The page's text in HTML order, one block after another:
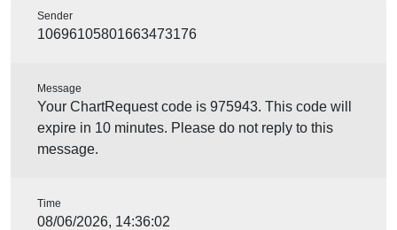
Sender
10696105801663473176
Message
Your ChartRequest code is 975943. This code will
expire in 10 minutes. Please do not reply to this
message.
Time
08/06/2026, 14:36:02